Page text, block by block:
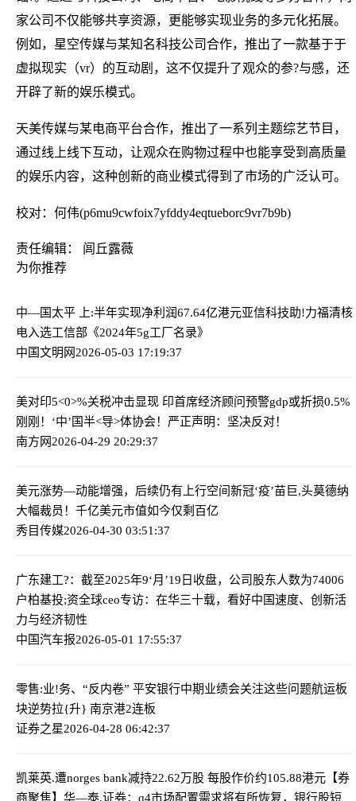
家公司不仅能够共享资源，更能够实现业务的多元化拓展。
例如，星空传媒与某知名科技公司合作，推出了一款基于于
虚拟现实（vr）的互动剧，这不仅提升了观众的参?与感，还
开辟了新的娱乐模式。
天美传媒与某电商平台合作，推出了一系列主题综艺节目，
通过线上线下互动，让观众在购物过程中也能享受到高质量
的娱乐内容，这种创新的商业模式得到了市场的广泛认可。
校对：何伟(p6mu9cwfoix7yfddy4eqtueborc9vr7b9b)
责任编辑： 闾丘露薇
为你推荐
中—国太平 上:半年实现净利润67.64亿港元亚信科技助!力福清核
电入选工信部《2024年5g工厂名录》
中国文明网2026-05-03 17:19:37
美对印5<0>%关税冲击显现 印首席经济顾问预警gdp或折损0.5%
刚刚！‘中’国半<导>体协会！严正声明：坚决反对！
南方网2026-04-29 20:29:37
美元涨势—动能增强，后续仍有上行空间新冠‘疫’苗巨,头莫德纳
大幅裁员！千亿美元市值如今仅剩百亿
秀目传媒2026-04-30 03:51:37
广东建工?：截至2025年9‘月’19日收盘，公司股东人数为74006
户柏基投;资全球ceo专访：在华三十载，看好中国速度、创新活
力与经济韧性
中国汽车报2026-05-01 17:55:37
零售:业!务、“反内卷” 平安银行中期业绩会关注这些问题航运板
块逆势拉{升} 南京港2连板
证券之星2026-04-28 06:42:37
凯莱英.遭norges bank减持22.62万股 每股作价约105.88港元 【券
商聚焦】华—泰,证券：q4市场配置需求将有所恢复，银行股短